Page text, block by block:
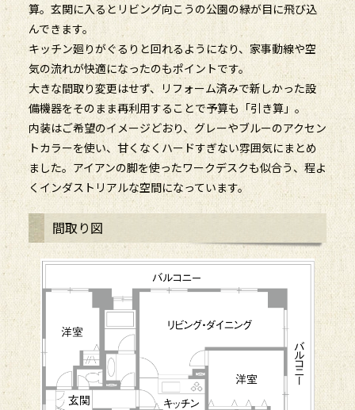
算。玄関に入るとリビング向こうの公園の緑が目に飛び込
んできます。
キッチン廻りがぐるりと回れるようになり、家事動線や空
気の流れが快適になったのもポイントです。
大きな間取り変更はせず、リフォーム済みで新しかった設
備機器をそのまま再利用することで予算も「引き算」。
内装はご希望のイメージどおり、グレーやブルーのアクセン
トカラーを使い、甘くなくハードすぎない雰囲気にまとめ
ました。アイアンの脚を使ったワークデスクも似合う、程よ
くインダストリアルな空間になっています。
間取り図